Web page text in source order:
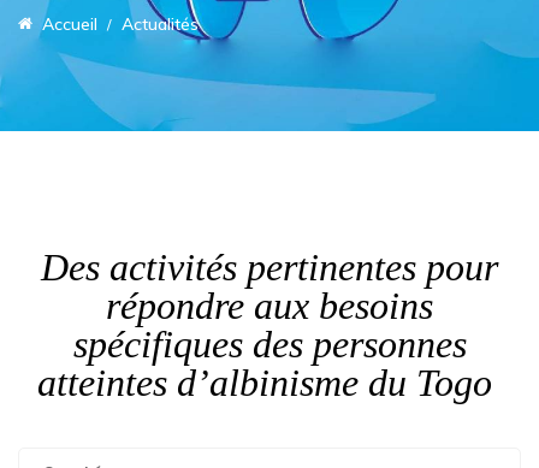
Accueil Actualités
Des activités pertinentes pour
répondre aux besoins
spécifiques des personnes
atteintes d’albinisme du Togo